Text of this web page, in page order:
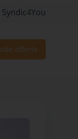
dringende
Syndic4You
offerte